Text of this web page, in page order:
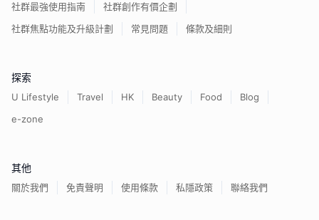
社群最強使用指南
社群創作有價企劃
社群焦點功能及升級計劃
常見問題 條款及細則
探索
U Lifestyle Travel HK Beauty Food
Blog
e-zone
其他
關於我們 免責聲明 使用條款 私隱政策 聯絡我們